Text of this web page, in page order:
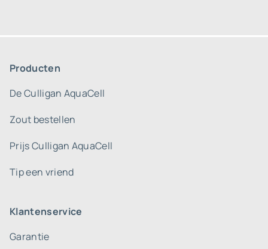
Producten
De Culligan AquaCell
Zout bestellen
Prijs Culligan AquaCell
Tip een vriend
Klantenservice
Garantie